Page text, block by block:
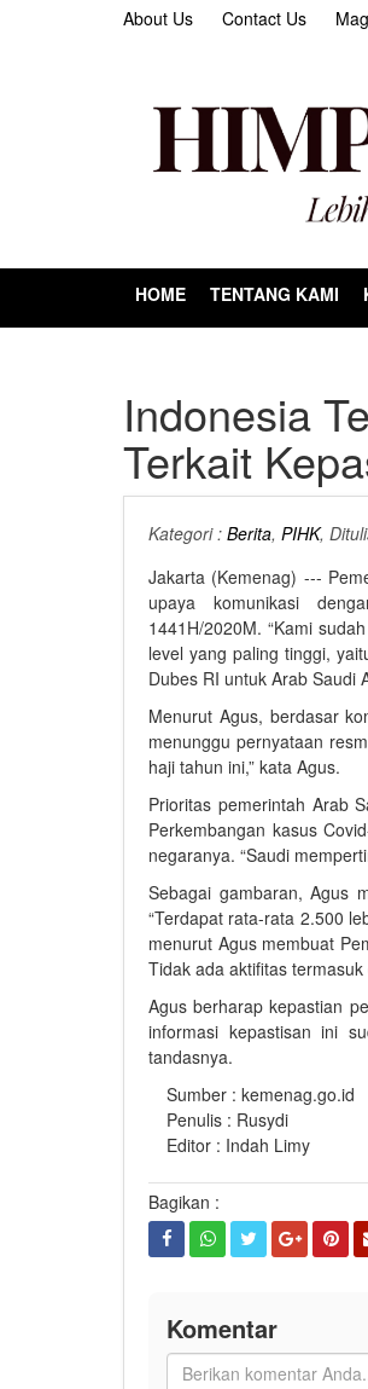
About Us Contact Us
HOME TENTANG KAMI
Indonesia
Terkait
Kategori : Berita, PIHK,
Jakarta (Kemenag) ---
upaya komunikasi
1441H/2020M. “Kami
level yang paling tinggi,
Dubes RI untuk Arab Saudi
Menurut Agus, berdasar
menunggu pernyataan
haji tahun ini,” kata Agus.
Prioritas pemerintah Arab
Perkembangan kasus
negaranya. “Saudi
Sebagai gambaran, Agus
“Terdapat rata-rata 2.500
menurut Agus membuat
Tidak ada aktifitas termasuk
Agus berharap kepastian
informasi kepastisan ini
tandasnya.
Sumber : kemenag.go.id
Penulis : Rusydi
Editor : Indah Limy
Bagikan :
Komentar